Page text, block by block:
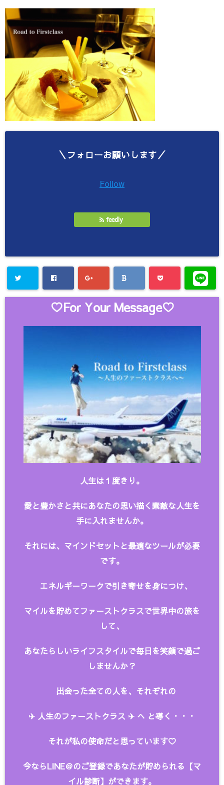
＼フォローお願いします／
Follow
feedly
♡For Your Message♡
人生は１度きり。
愛と豊かさと共にあなたの思い描く素敵な人生を
手に入れませんか。
それには、マインドセットと最適なツールが必要
です。
エネルギーワークで引き寄せを身につけ、
マイルを貯めてファーストクラスで世界中の旅を
して、
あなたらしいライフスタイルで毎日を笑顔で過ご
しませんか？
出会った全ての人を、 それぞれの
✈︎ 人生のファーストクラス ✈︎ へ と導く・・・
それが私の使命だと思っています♡
今ならLINE＠のご登録であなたが貯められる【マ
イル診断】ができます。